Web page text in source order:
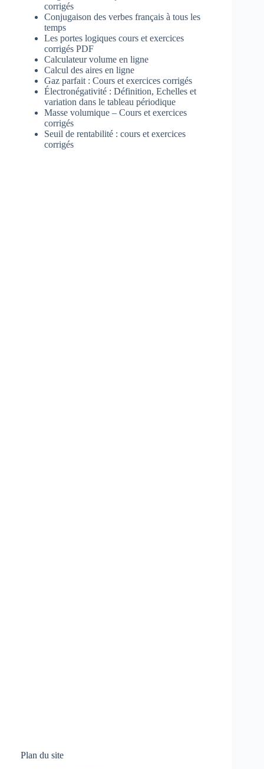
corrigés
Conjugaison des verbes français à tous les
temps
Les portes logiques cours et exercices
corrigés PDF
Calculateur volume en ligne
Calcul des aires en ligne
Gaz parfait : Cours et exercices corrigés
Électronégativité : Définition, Echelles et
variation dans le tableau périodique
Masse volumique – Cours et exercices
corrigés
Seuil de rentabilité : cours et exercices
corrigés
Plan du site